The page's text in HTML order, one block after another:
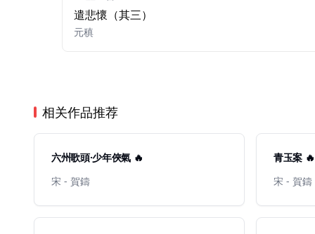
遣悲懷（其三）
元稹
相关作品推荐
六州歌頭·少年俠氣 🔥
宋 - 賀鑄
青玉案 🔥
宋 - 賀鑄